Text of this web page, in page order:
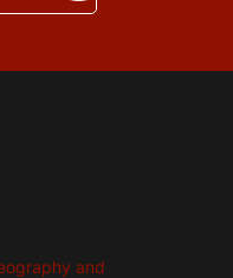
and